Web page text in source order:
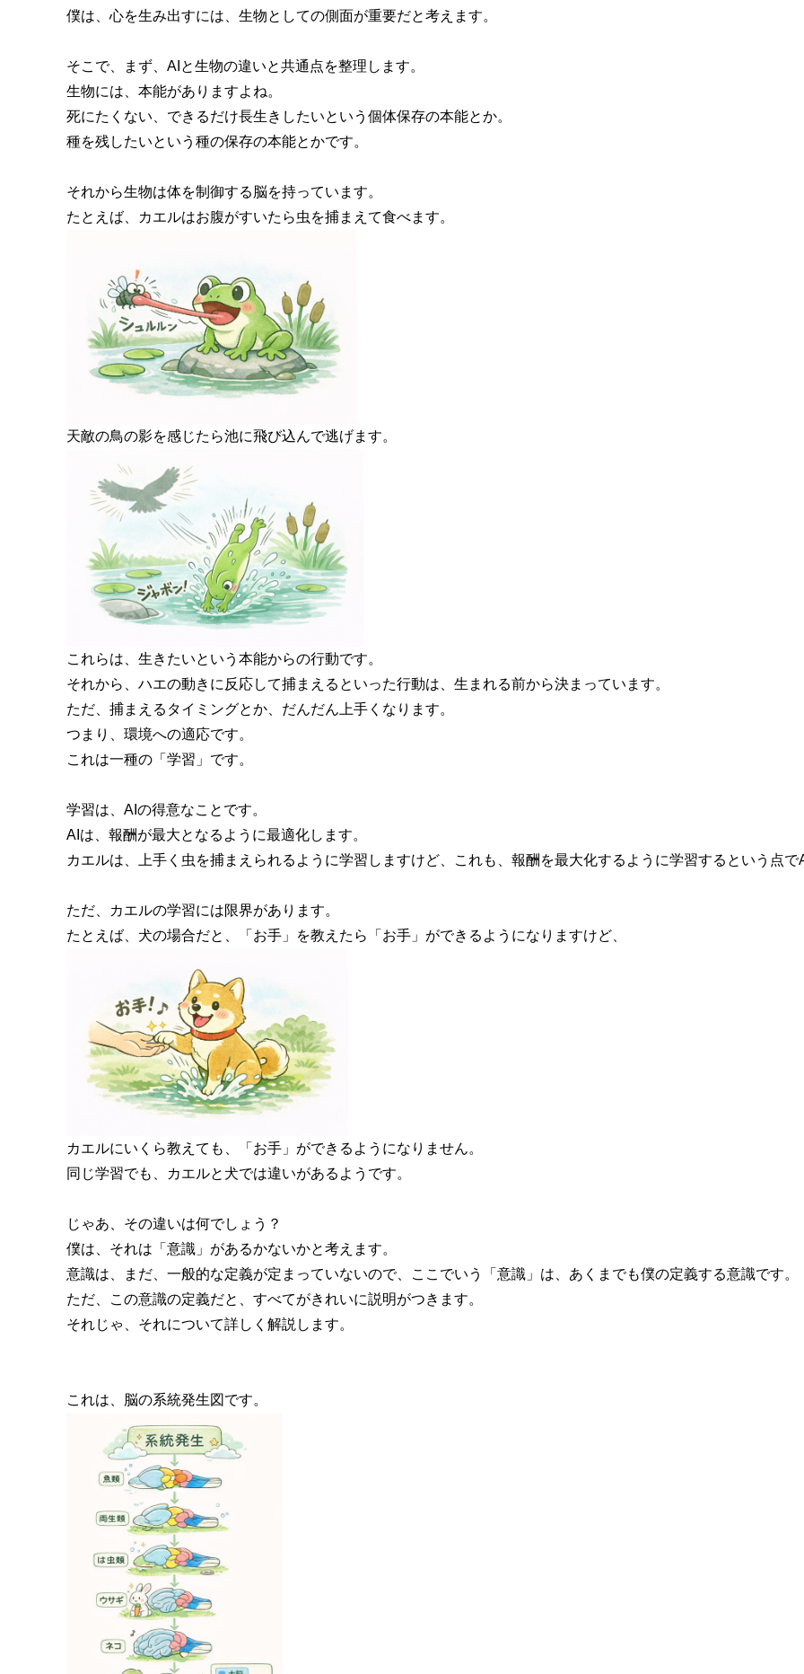
僕は、心を生み出すには、生物としての側面が重要だと考えます。
そこで、まず、AIと生物の違いと共通点を整理します。
生物には、本能がありますよね。
死にたくない、できるだけ長生きしたいという個体保存の本能とか。
種を残したいという種の保存の本能とかです。
それから生物は体を制御する脳を持っています。
たとえば、カエルはお腹がすいたら虫を捕まえて食べます。
天敵の鳥の影を感じたら池に飛び込んで逃げます。
これらは、生きたいという本能からの行動です。
それから、ハエの動きに反応して捕まえるといった行動は、生まれる前から決まっています。
ただ、捕まえるタイミングとか、だんだん上手くなります。
つまり、環境への適応です。
これは一種の「学習」です。
学習は、AIの得意なことです。
AIは、報酬が最大となるように最適化します。
カエルは、上手く虫を捕まえられるように学習しますけど、これも、報酬を最大化するように学習するという点で
ただ、カエルの学習には限界があります。
たとえば、犬の場合だと、「お手」を教えたら「お手」ができるようになりますけど、
カエルにいくら教えても、「お手」ができるようになりません。
同じ学習でも、カエルと犬では違いがあるようです。
じゃあ、その違いは何でしょう？
僕は、それは「意識」があるかないかと考えます。
意識は、まだ、一般的な定義が定まっていないので、ここでいう「意識」は、あくまでも僕の定義する意識です。
ただ、この意識の定義だと、すべてがきれいに説明がつきます。
それじゃ、それについて詳しく解説します。
これは、脳の系統発生図です。